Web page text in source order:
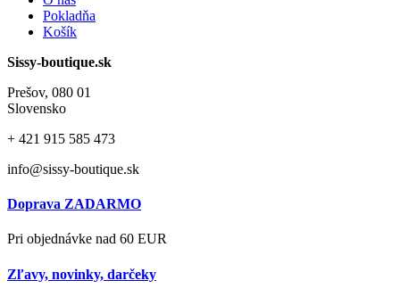
Pokladňa
Košík
Sissy-boutique.sk
Prešov, 080 01
Slovensko
+ 421 915 585 473
info@sissy-boutique.sk
Doprava ZADARMO
Pri objednávke nad 60 EUR
Zľavy, novinky, darčeky